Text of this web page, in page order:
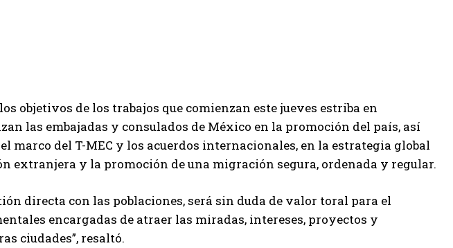
objetivos de los trabajos que comienzan este jueves estriba en
las embajadas y consulados de México en la promoción del país, así
marco del T-MEC y los acuerdos internacionales, en la estrategia global
extranjera y la promoción de una migración segura, ordenada y regular.
directa con las poblaciones, será sin duda de valor toral para el
encargadas de atraer las miradas, intereses, proyectos y
ciudades”, resaltó.